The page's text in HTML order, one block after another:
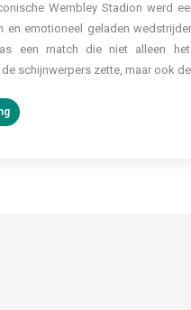
Wembley Stadion werd
en emotioneel geladen
een match die niet alleen het
schijnwerpers zette, maar ook de